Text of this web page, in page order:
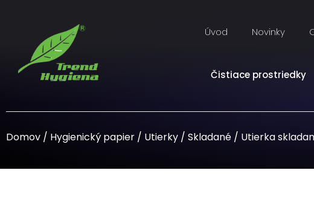
Úvod Novinky
Čistiace prostriedky
Domov / Hygienický papier / Utierky / Skladané / Utierka